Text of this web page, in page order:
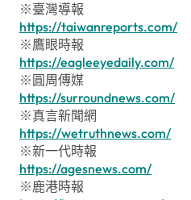
※臺灣導報
https://taiwanreports.com/
※鷹眼時報
https://eagleeyedaily.com/
※圓周傳媒
https://surroundnews.com/
※真言新聞網
https://wetruthnews.com/
※新一代時報
https://agesnews.com/
※鹿港時報